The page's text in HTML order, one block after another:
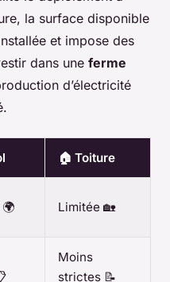
la surface disponible
et impose des
dans une ferme
d’électricité
🏠 Toiture
Limitée 🏡
Moins
strictes 📝